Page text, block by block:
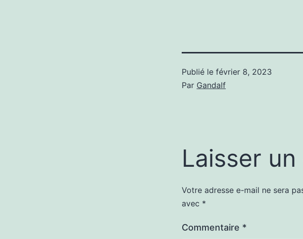
Publié le février 8, 2023
Par Gandalf
Laisser
Votre adresse e-mail ne sera
avec *
Commentaire *